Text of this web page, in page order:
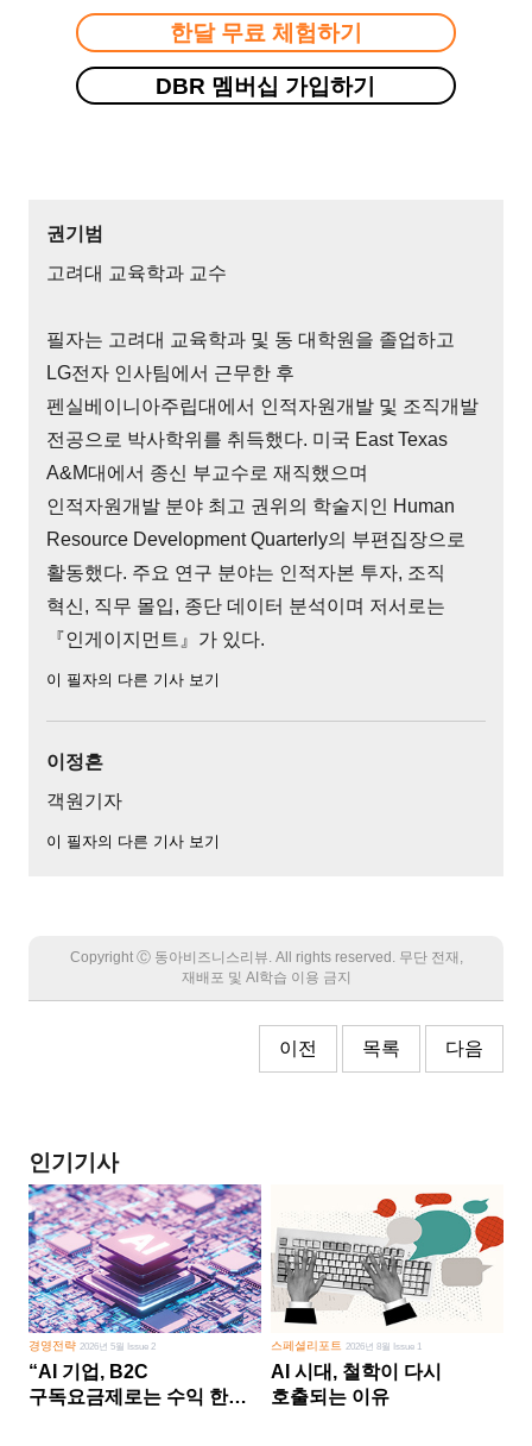
한달 무료 체험하기
DBR 멤버십 가입하기
권기범
고려대 교육학과 교수
필자는 고려대 교육학과 및 동 대학원을 졸업하고
LG전자 인사팀에서 근무한 후
펜실베이니아주립대에서 인적자원개발 및 조직개발
전공으로 박사학위를 취득했다. 미국 East Texas
A&M대에서 종신 부교수로 재직했으며
인적자원개발 분야 최고 권위의 학술지인 Human
Resource Development Quarterly의 부편집장으로
활동했다. 주요 연구 분야는 인적자본 투자, 조직
혁신, 직무 몰입, 종단 데이터 분석이며 저서로는
『인게이지먼트』가 있다.
이 필자의 다른 기사 보기
이정흔
객원기자
이 필자의 다른 기사 보기
Copyright Ⓒ 동아비즈니스리뷰. All rights reserved. 무단 전재,
재배포 및 AI학습 이용 금지
이전 목록 다음
인기기사
경영전략2026년 5월 Issue 2
“AI 기업, B2C
구독요금제로는 수익 한계
스페셜리포트 2026년 8월 Issue 1
AI 시대, 철학이 다시
호출되는 이유